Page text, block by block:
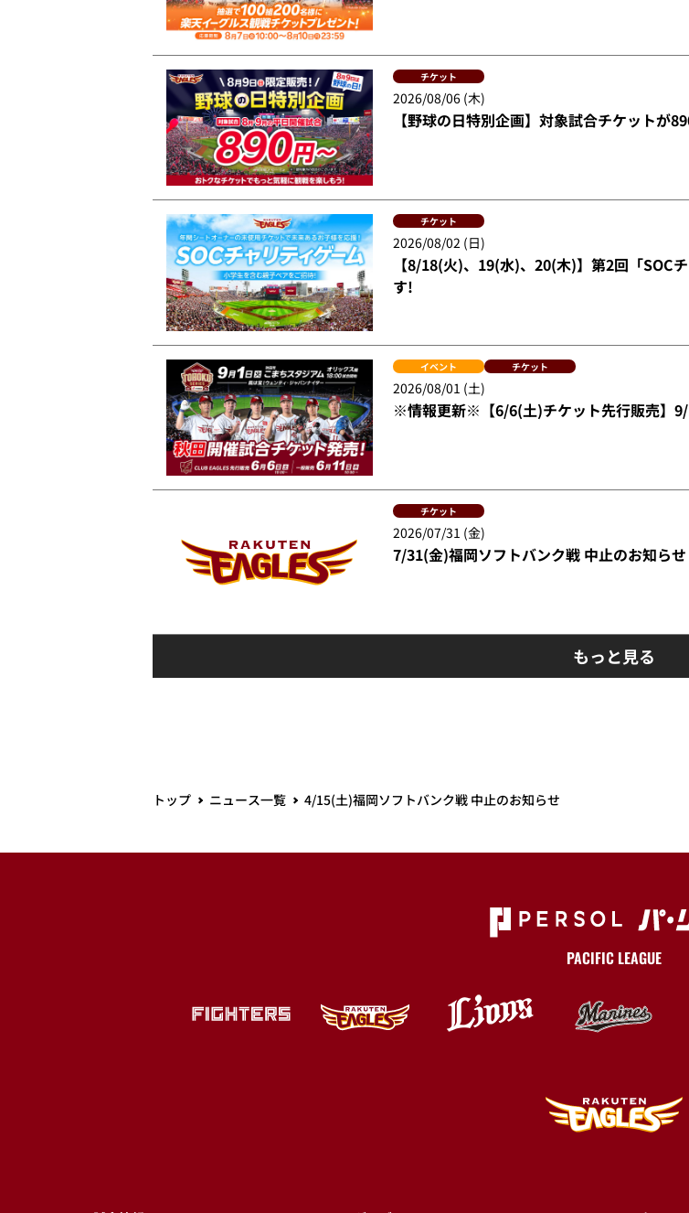
チケット
2026/08/06 (木)
【野球の日特別企画】対象試合チケットが
チケット
2026/08/02 (日)
【8/18(火)、19(水)、20(木)】第2回「SOC
す!
イベント チケット
2026/08/01 (土)
※情報更新※【6/6(土)チケット先行販売】
チケット
2026/07/31 (金)
7/31(金)福岡ソフトバンク戦 中止のお知らせ
もっと見る
トップ ニュース一覧 4/15(土)福岡ソフトバンク戦 中止のお知らせ
PACIFIC LEAGUE